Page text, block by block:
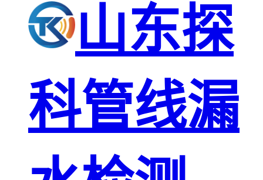
山东探
科管线漏